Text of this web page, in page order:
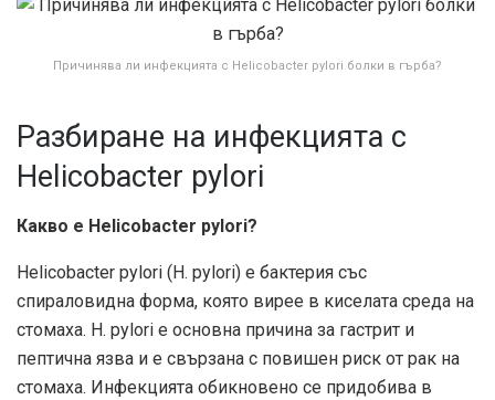
Причинява ли инфекцията с Helicobacter pylori болки в гърба?
Разбиране на инфекцията с
Helicobacter pylori
Какво е Helicobacter pylori?
Helicobacter pylori (H. pylori) е бактерия със
спираловидна форма, която вирее в киселата среда на
стомаха. H. pylori е основна причина за гастрит и
пептична язва и е свързана с повишен риск от рак на
стомаха. Инфекцията обикновено се придобива в